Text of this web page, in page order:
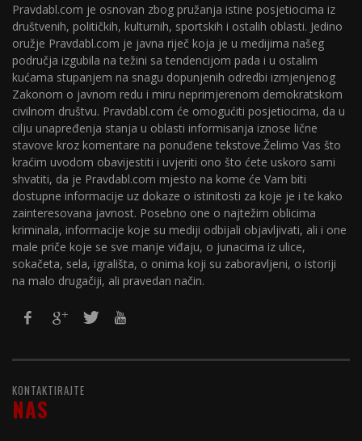
Pravdabl.com je osnovan zbog pružanja istine posjetiocima iz
društvenih, političkih, kulturnih, sportskih i ostalih oblasti. Jedino
oružje Pravdabl.com je javna riječ koja je u medijima našeg
područja izgubila na težini sa tendencijom pada i u ostalim
kućama stupanjem na snagu dopunjenih odredbi izmjenjenog
Zakonom o javnom redu i miru neprimjerenom demokratskom
civilnom društvu. Pravdabl.com će omogućiti posjetiocima, da u
cilju unapređenja stanja u oblasti informisanja iznose lične
stavove kroz komentare na ponuđene tekstove.Želimo Vas što
kraćim uvodom obavijestiti i uvjeriti ono što ćete uskoro sami
shvatiti, da je Pravdabl.com mjesto na kome će Vam biti
dostupne informacije uz dokaze o istinitosti za koje je i te kako
zainteresovana javnost. Posebno one o najtežim oblicima
kriminala, informacije koje su mediji odbijali objavljivati, ali i one
male priče koje se sve manje viđaju, o junacima iz ulice,
sokačeta, sela, igrališta, o onima koji su zaboravljeni, o istoriji
na malo drugačiji, ali pravedan način.
KONTAKTIRAJTE
NAS